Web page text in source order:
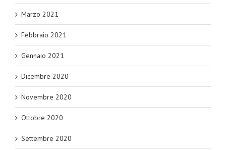
Marzo 2021
Febbraio 2021
Gennaio 2021
Dicembre 2020
Novembre 2020
Ottobre 2020
Settembre 2020